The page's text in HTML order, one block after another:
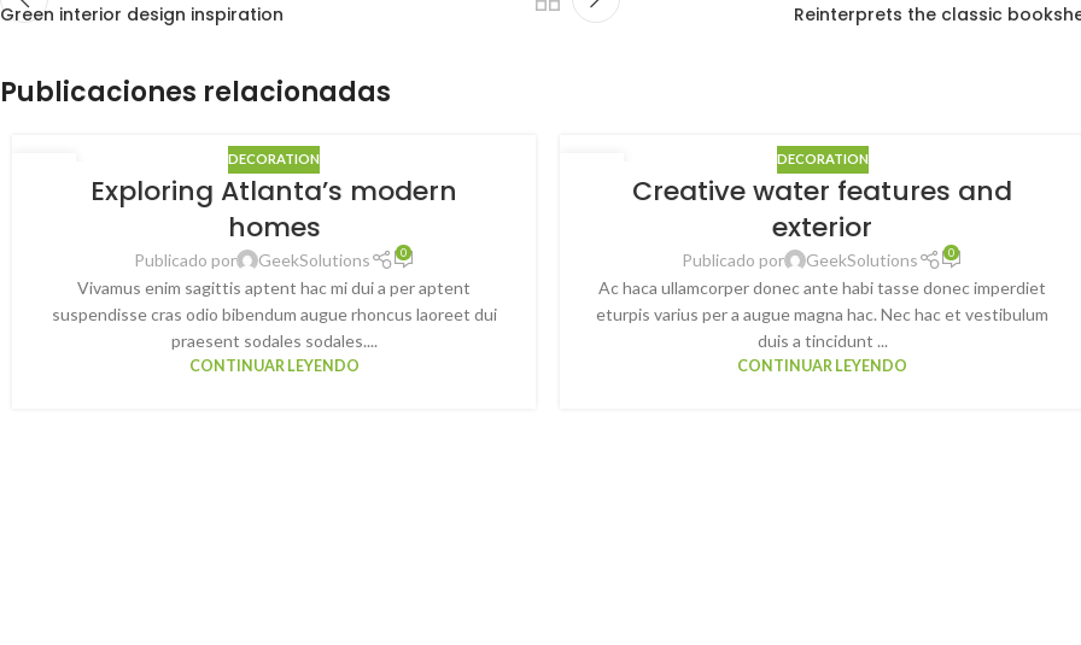
Green interior design inspiration Reinterprets the classic
Publicaciones relacionadas
DECORATION
Exploring Atlanta’s modern
homes
Publicado por GeekSolutions 0
Vivamus enim sagittis aptent hac mi dui a per aptent
suspendisse cras odio bibendum augue rhoncus laoreet dui
praesent sodales sodales....
CONTINUAR LEYENDO
DECORATION
Creative water features and
exterior
Publicado por GeekSolutions 0
Ac haca ullamcorper donec ante habi tasse donec imperdiet
eturpis varius per a augue magna hac. Nec hac et vestibulum
duis a tincidunt ...
CONTINUAR LEYENDO